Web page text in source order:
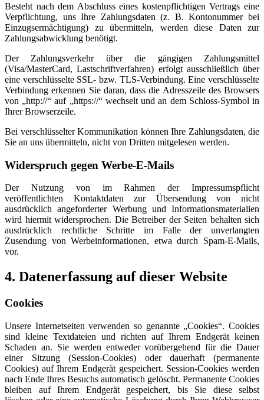
Besteht nach dem Abschluss eines kostenpflichtigen Vertrags eine
Verpflichtung, uns Ihre Zahlungsdaten (z. B. Kontonummer bei
Einzugsermächtigung) zu übermitteln, werden diese Daten zur
Zahlungsabwicklung benötigt.
Der Zahlungsverkehr über die gängigen Zahlungsmittel
(Visa/MasterCard, Lastschriftverfahren) erfolgt ausschließlich über
eine verschlüsselte SSL- bzw. TLS-Verbindung. Eine verschlüsselte
Verbindung erkennen Sie daran, dass die Adresszeile des Browsers
von „http://“ auf „https://“ wechselt und an dem Schloss-Symbol in
Ihrer Browserzeile.
Bei verschlüsselter Kommunikation können Ihre Zahlungsdaten, die
Sie an uns übermitteln, nicht von Dritten mitgelesen werden.
Widerspruch gegen Werbe-E-Mails
Der Nutzung von im Rahmen der Impressumspflicht
veröffentlichten Kontaktdaten zur Übersendung von nicht
ausdrücklich angeforderter Werbung und Informationsmaterialien
wird hiermit widersprochen. Die Betreiber der Seiten behalten sich
ausdrücklich rechtliche Schritte im Falle der unverlangten
Zusendung von Werbeinformationen, etwa durch Spam-E-Mails,
vor.
4. Datenerfassung auf dieser Website
Cookies
Unsere Internetseiten verwenden so genannte „Cookies“. Cookies
sind kleine Textdateien und richten auf Ihrem Endgerät keinen
Schaden an. Sie werden entweder vorübergehend für die Dauer
einer Sitzung (Session-Cookies) oder dauerhaft (permanente
Cookies) auf Ihrem Endgerät gespeichert. Session-Cookies werden
nach Ende Ihres Besuchs automatisch gelöscht. Permanente Cookies
bleiben auf Ihrem Endgerät gespeichert, bis Sie diese selbst